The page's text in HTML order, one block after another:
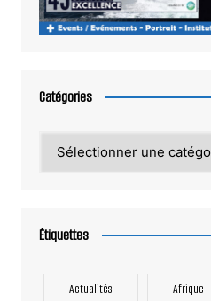
Catégories
Étiquettes
Actualités Afrique